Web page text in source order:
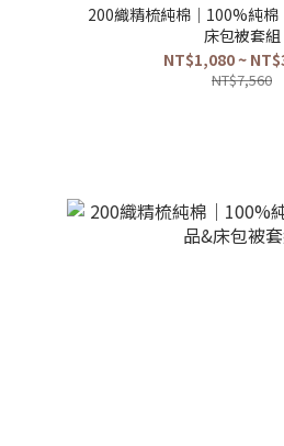
200織精梳純棉｜100%純
床包被套組
NT$1,080 ~
NT$7,560